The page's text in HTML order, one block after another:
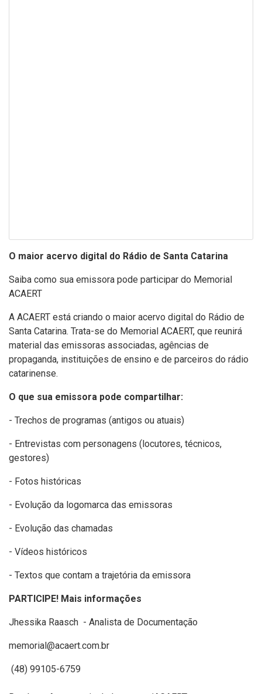
O maior acervo digital do Rádio de Santa Catarina
Saiba como sua emissora pode participar do Memorial
ACAERT
A ACAERT está criando o maior acervo digital do Rádio de
Santa Catarina. Trata-se do Memorial ACAERT, que reunirá
material das emissoras associadas, agências de
propaganda, instituições de ensino e de parceiros do rádio
catarinense.
O que sua emissora pode compartilhar:
- Trechos de programas (antigos ou atuais)
- Entrevistas com personagens (locutores, técnicos,
gestores)
- Fotos históricas
- Evolução da logomarca das emissoras
- Evolução das chamadas
- Vídeos históricos
- Textos que contam a trajetória da emissora
PARTICIPE! Mais informações
Jhessika Raasch - Analista de Documentação
memorial@acaert.com.br
(48) 99105-6759